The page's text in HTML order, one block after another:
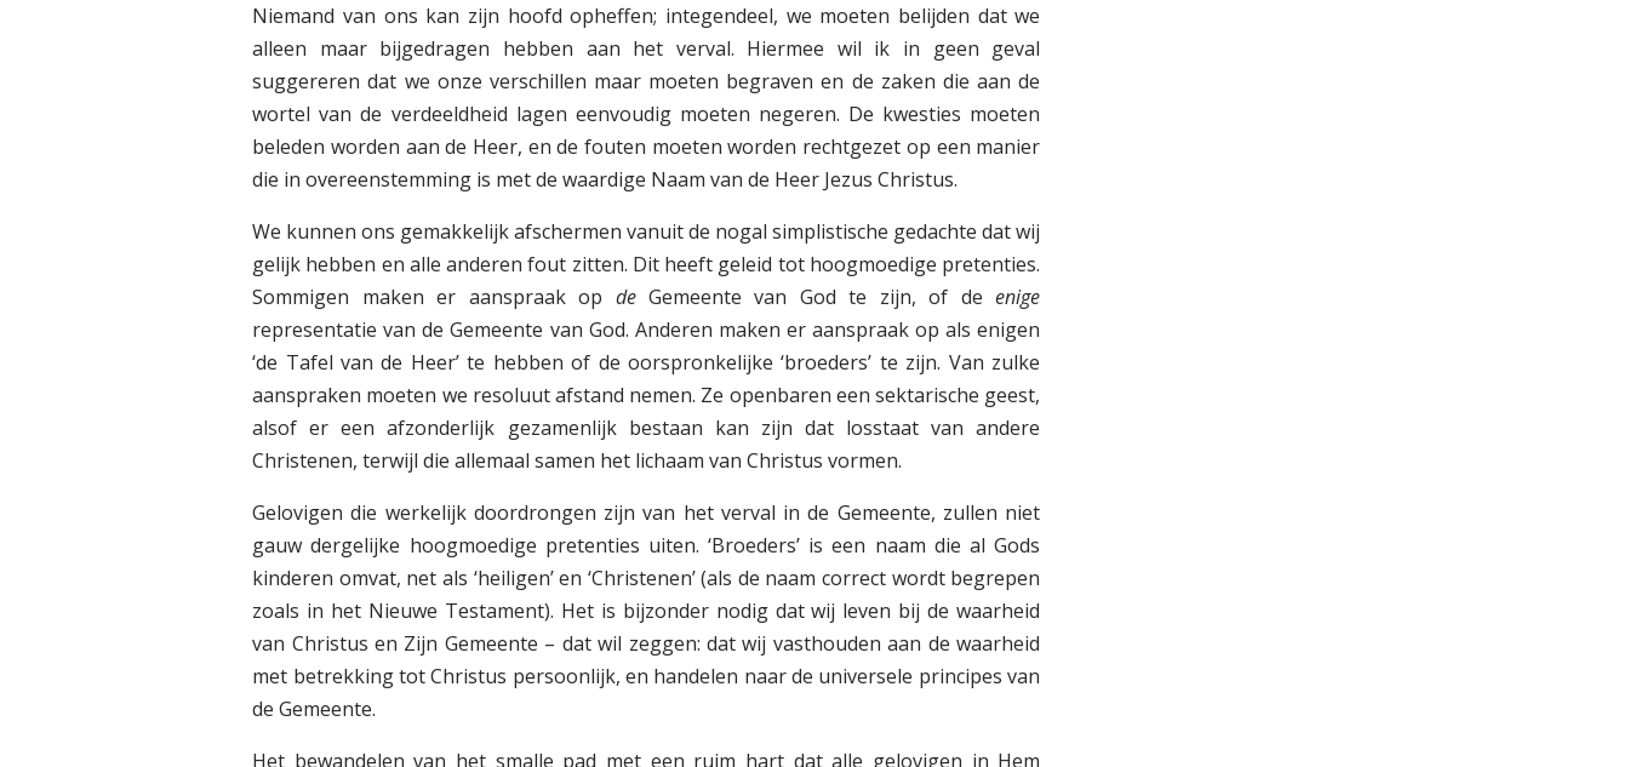
Niemand van ons kan zijn hoofd opheffen; integendeel, we moeten belijden dat we
alleen maar bijgedragen hebben aan het verval. Hiermee wil ik in geen geval
suggereren dat we onze verschillen maar moeten begraven en de zaken die aan de
wortel van de verdeeldheid lagen eenvoudig moeten negeren. De kwesties moeten
beleden worden aan de Heer, en de fouten moeten worden rechtgezet op een manier
die in overeenstemming is met de waardige Naam van de Heer Jezus Christus.
We kunnen ons gemakkelijk afschermen vanuit de nogal simplistische gedachte dat wij
gelijk hebben en alle anderen fout zitten. Dit heeft geleid tot hoogmoedige pretenties.
Sommigen maken er aanspraak op deGemeente van God te zijn, of deenige
representatie van de Gemeente van God. Anderen maken er aanspraak op als enigen
‘de Tafel van de Heer’ te hebben of de oorspronkelijke ‘broeders’ te zijn. Van zulke
aanspraken moeten we resoluut afstand nemen. Ze openbaren een sektarische geest,
alsof er een afzonderlijk gezamenlijk bestaan kan zijn dat losstaat van andere
Christenen, terwijl die allemaal samen het lichaam van Christus vormen.
Gelovigen die werkelijk doordrongen zijn van het verval in de Gemeente, zullen niet
gauw dergelijke hoogmoedige pretenties uiten. ‘Broeders’ is een naam die al Gods
kinderen omvat, net als ‘heiligen’ en ‘Christenen’ (als de naam correct wordt begrepen
zoals in het Nieuwe Testament). Het is bijzonder nodig dat wij leven bij de waarheid
van Christus en Zijn Gemeente – dat wil zeggen: dat wij vasthouden aan de waarheid
met betrekking tot Christus persoonlijk, en handelen naar de universele principes van
de Gemeente.
Het bewandelen van het smalle pad met een ruim hart dat alle gelovigen in Hem